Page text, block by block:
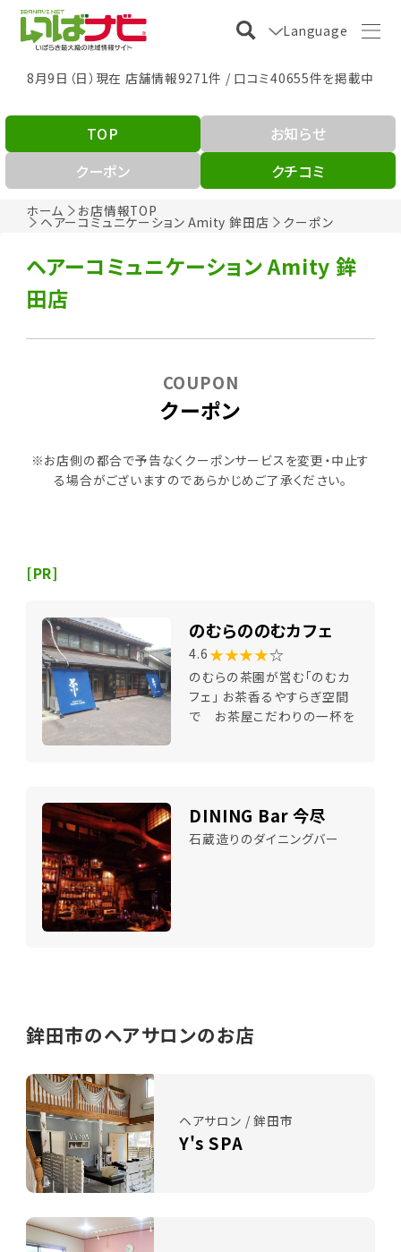
Language
8月9日（日）現在 店舗情報9271件 / 口コミ40655件を掲載中
ホーム お店情報TOP
ヘアーコミュニケーション Amity 鉾田店 クーポン
TOP
お知らせ
クーポン
クチコミ
ヘアーコミュニケーション Amity 鉾
田店
クーポン
COUPON
※お店側の都合で予告なくクーポンサービスを変更・中止す
る場合がございますのであらかじめご了承ください。
[PR]
のむらののむカフェ
4.6 ★★★★☆
のむらの茶園が営む「のむカ
フェ」 お茶香るやすらぎ空間
で お茶屋こだわりの一杯を
DINING Bar 今尽
石蔵造りのダイニングバー
鉾田市のヘアサロンのお店
ヘアサロン / 鉾田市
Y's SPA